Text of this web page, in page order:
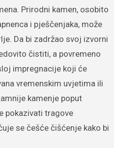
Prirodni kamen, osobito
i pješčenjaka, može
Da bi zadržao svoj izvorni
čistiti, a povremeno
impregnacije koji će
vremenskim uvjetima ili
kamenje poput
pokazivati tragove
se češće čišćenje kako bi